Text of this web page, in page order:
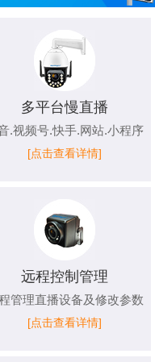
多平台慢直播
.视频号.快手.网站.小程序
[点击查看详情]
远程控制管理
管理直播设备及修改参数
[点击查看详情]